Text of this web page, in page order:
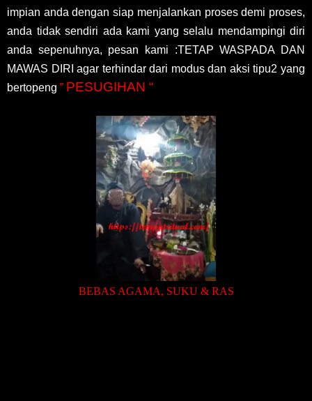
impian anda dengan siap menjalankan proses demi proses,
anda tidak sendiri ada kami yang selalu mendampingi diri
anda sepenuhnya, pesan kami :TETAP WASPADA DAN
MAWAS DIRI agar terhindar dari modus dan aksi tipu2 yang
bertopeng ” PESUGIHAN “
BEBAS AGAMA, SUKU & RAS